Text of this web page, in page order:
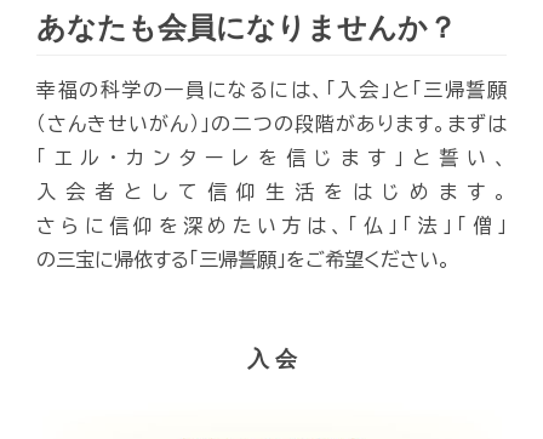
あなたも会員になりませんか？
幸福の科学の一員になるには、「入会」と「三帰誓願
（さんきせいがん）」の二つの段階があります。まずは
「エル・カンターレを信じます」と誓い、
入会者として信仰生活をはじめます。
さらに信仰を深めたい方は、「仏」「法」「僧」
の三宝に帰依する「三帰誓願」をご希望ください。
入 会